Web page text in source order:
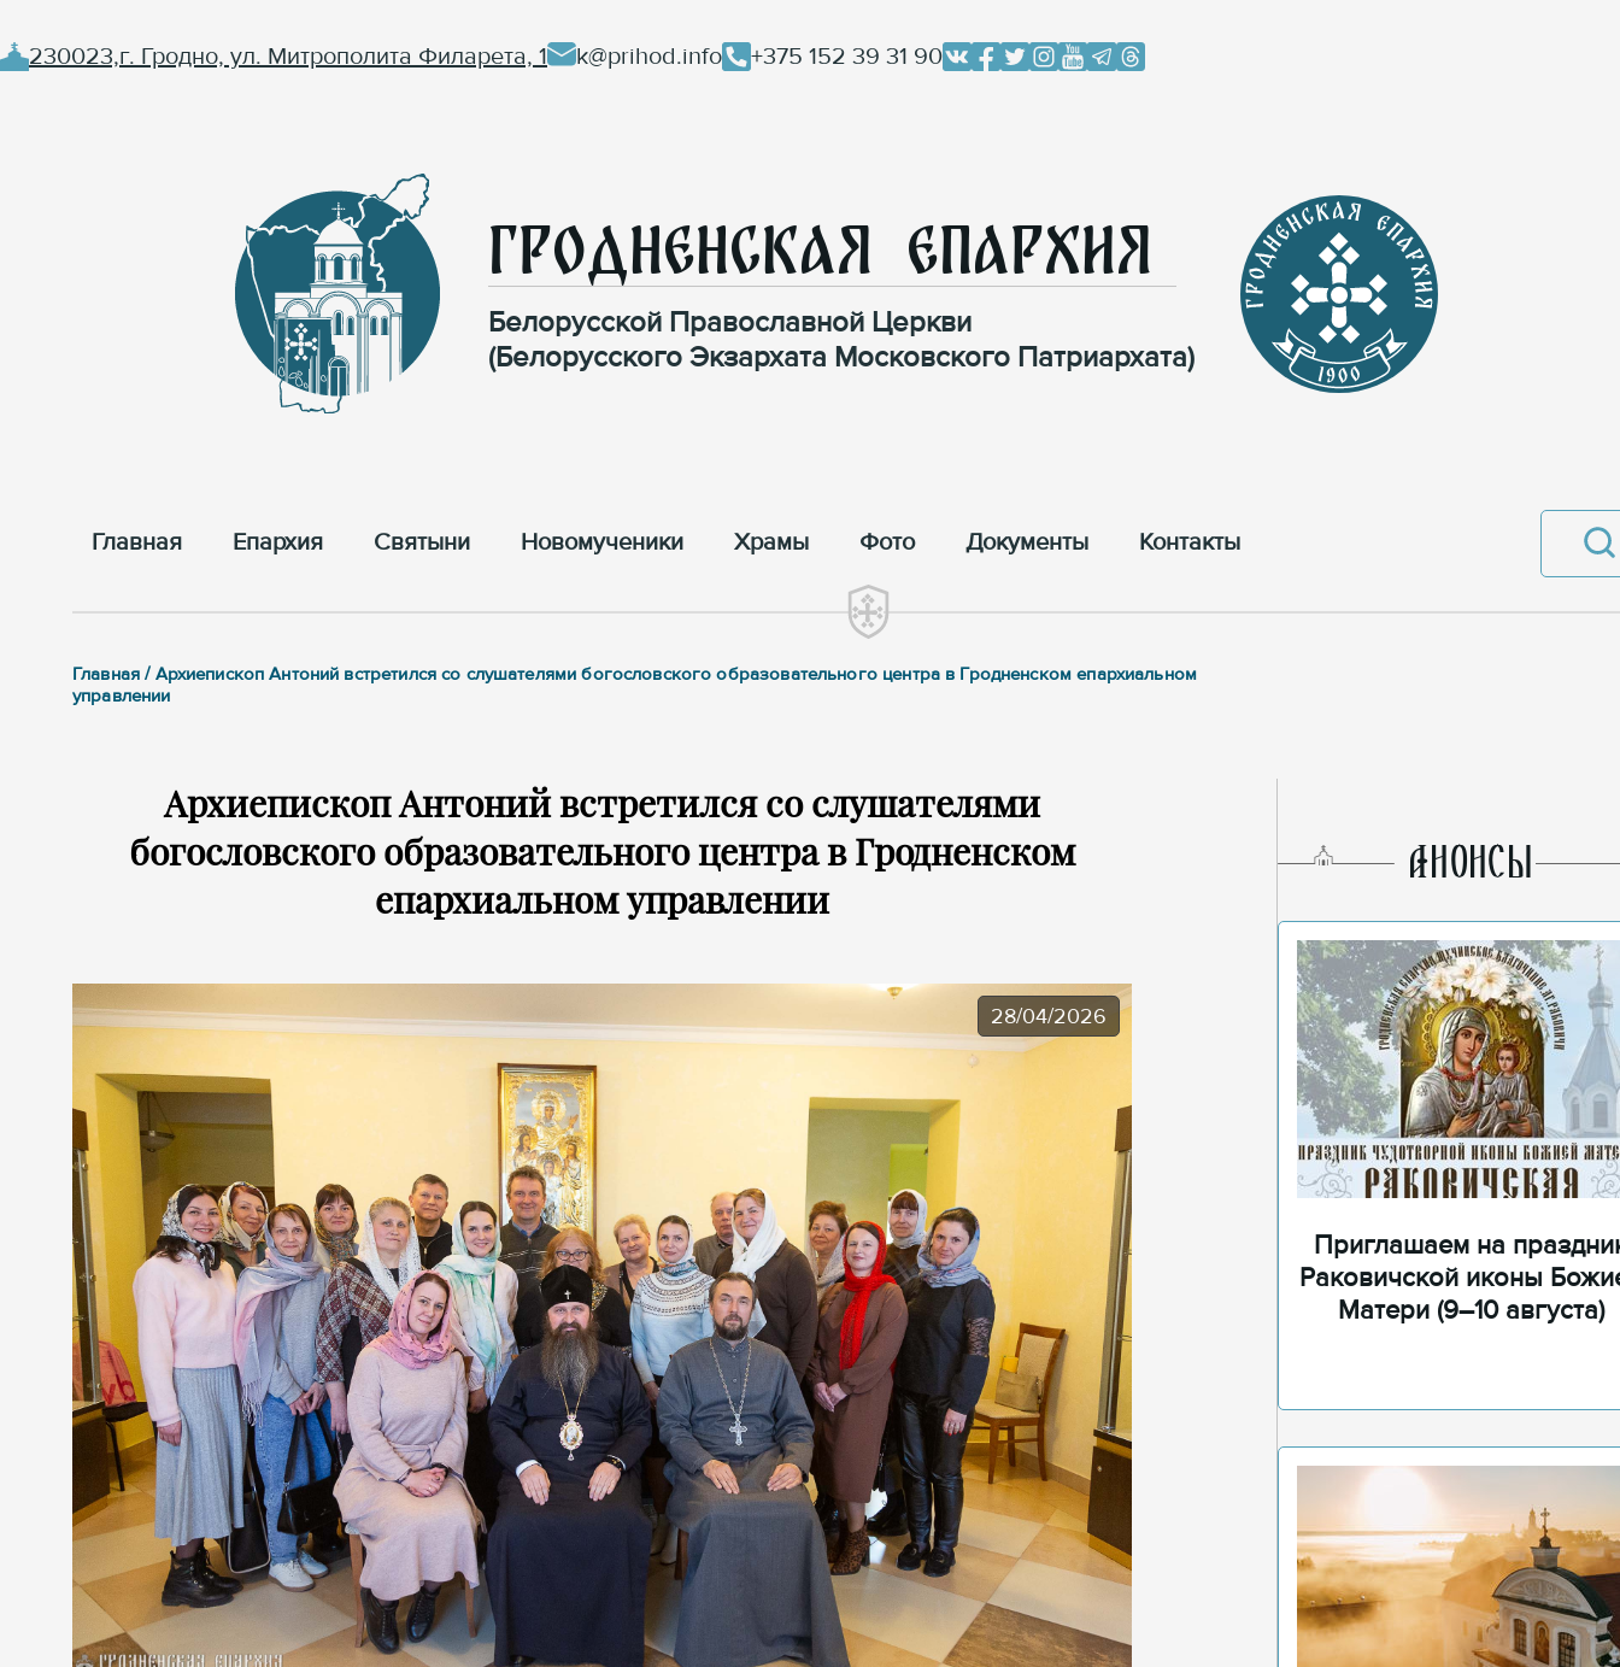
230023,г. Гродно, ул. Митрополита Филарета, 1 k@prihod.info +375 152 39 31 90
Гродненская Епархия
Белорусской Православной Церкви
(Белорусского Экзархата Московского Патриархата)
Главная Епархия Cвятыни Новомученики Храмы Фото Документы Контакты
Главная / Архиепископ Антоний встретился со слушателями богословского образовательного центра в Гродненском епархиальном
управлении
Архиепископ Антоний встретился со слушателями
богословского образовательного центра в Гродненском
епархиальном управлении
28/04/2026
AНОНСЫ
Приглашаем на
Раковичской иконы
Матери (9–10 августа)